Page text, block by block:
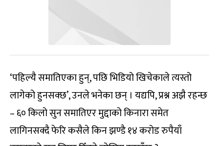
‘पहिल्यै समातिएका हुन्, पछि भिडियो खिचेकाले त्यस्तो
लागेको हुनसक्छ’, उनले भनेका छन् । यद्यपि, प्रश्न अझै रहन्छ
– ६० किलो सुन समातिएर मुद्दाको किनारा समेत
लागिनसक्दै फेरि कसैले किन झण्डै १४ करोड रुपैयाँ